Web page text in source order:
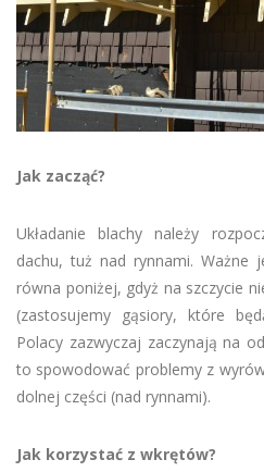
Jak zacząć?
Układanie blachy należy
dachu, tuż nad rynnami. Ważne
równa poniżej, gdyż na szczycie
(zastosujemy gąsiory, które
Polacy zazwyczaj zaczynają na
to spowodować problemy z
dolnej części (nad rynnami).
Jak korzystać z wkrętów?